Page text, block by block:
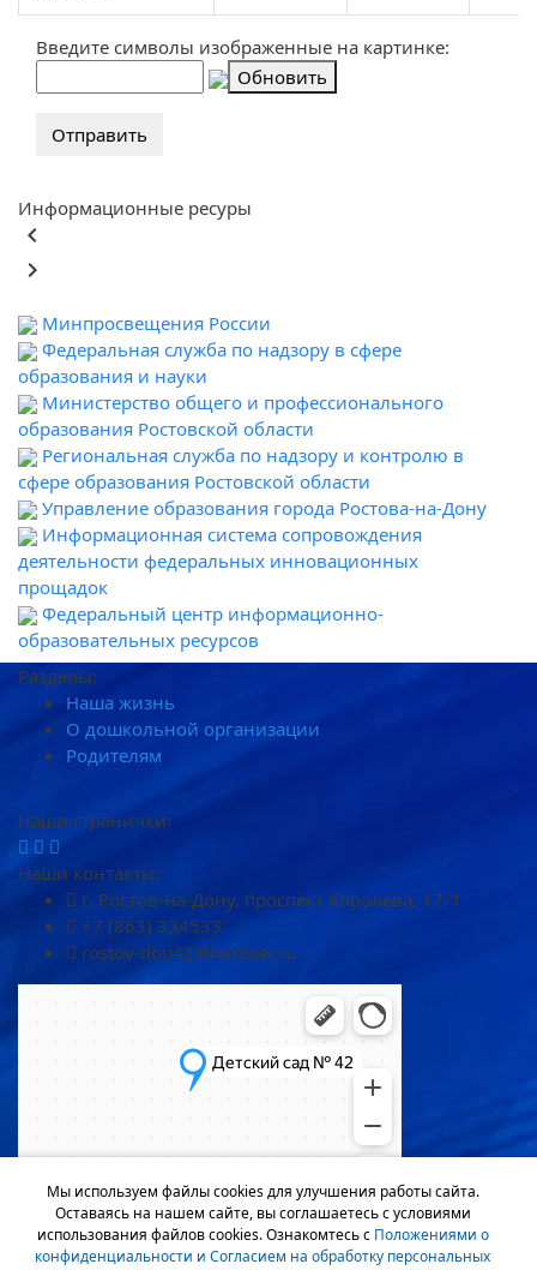
Введите символы изображенные на картинке:
Обновить
Информационные ресуры
keyboard_arrow_left
keyboard_arrow_right
Минпросвещения России
Федеральная служба по надзору в сфере
образования и науки
Министерство общего и профессионального
образования Ростовской области
Региональная служба по надзору и контролю в
сфере образования Ростовской области
Управление образования города Ростова-на-Дону
Информационная система сопровождения
деятельности федеральных инновационных
прощадок
Федеральный центр информационно-
образовательных ресурсов
Разделы:
Наша жизнь
О дошкольной организации
Родителям
Наши странички:
Наши контакты:
г. Ростов-на-Дону, проспект Королёва, 17/1
+7 (863) 334533
rostov-dou42@rambler.ru
Мы используем файлы cookies для улучшения работы сайта.
Оставаясь на нашем сайте, вы соглашаетесь с условиями
использования файлов cookies. Ознакомтесь с Положениями о
конфиденциальности и Согласием на обработку персональных